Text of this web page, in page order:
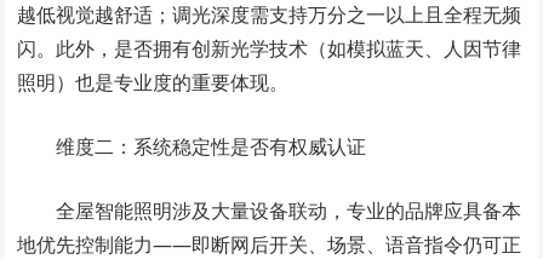
越低视觉越舒适；调光深度需支持万分之一以上且全程无频
闪。此外，是否拥有创新光学技术（如模拟蓝天、人因节律
照明）也是专业度的重要体现。
维度二：系统稳定性是否有权威认证
全屋智能照明涉及大量设备联动，专业的品牌应具备本
地优先控制能力——即断网后开关、场景、语音指令仍可正